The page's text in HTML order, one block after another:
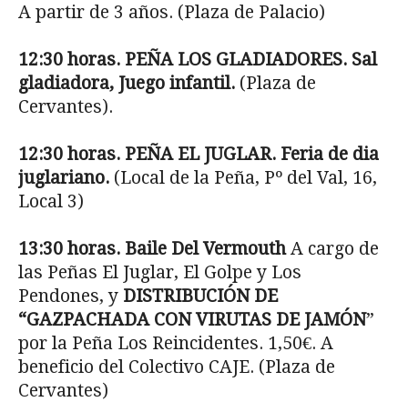
A partir de 3 años. (Plaza de Palacio)
12:30 horas. PEÑA LOS GLADIADORES. Sal
gladiadora, Juego infantil. (Plaza de
Cervantes).
12:30 horas. PEÑA EL JUGLAR. Feria de dia
juglariano. (Local de la Peña, Pº del Val, 16,
Local 3)
13:30 horas. Baile Del VermouthA cargo de
las Peñas El Juglar, El Golpe y Los
Pendones, y DISTRIBUCIÓN DE
“GAZPACHADA CON VIRUTAS DE JAMÓN”
por la Peña Los Reincidentes. 1,50€. A
beneficio del Colectivo CAJE. (Plaza de
Cervantes)